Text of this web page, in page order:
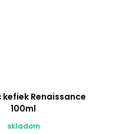
kefiek Renaissance
100ml
skladom